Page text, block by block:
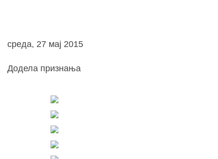
среда, 27 мај 2015
Додела признања